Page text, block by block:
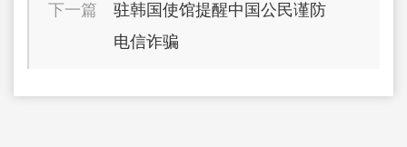
下一篇
驻韩国使馆提醒中国公民谨防
电信诈骗